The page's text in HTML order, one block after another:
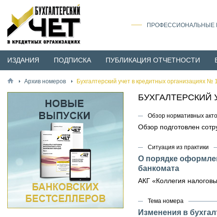
ПРОФЕССИОНАЛЬНЫЕ
ИЗДАНИЯ ПОДПИСКА ПУБЛИКАЦИЯ ОТЧЕТНОСТИ
Архив номеров Бухгалтерский учет в кредитных организациях №
БУХГАЛТЕРСКИЙ
Обзор нормативных
Обзор подготовлен
Ситуация из практики
О порядке
банкомата
АКГ «Коллегия
Тема номера
Изменения в